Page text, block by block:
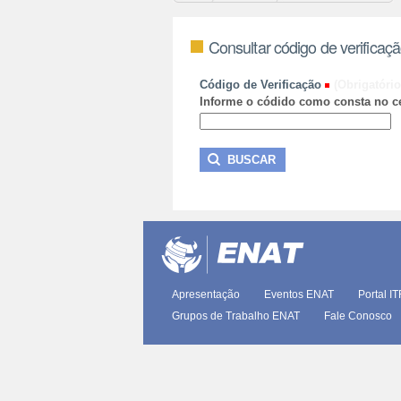
Consultar código de
Código de Verificação
Informe o códido como consta no
Apresentação Eventos ENAT Portal
Grupos de Trabalho ENAT
Fale Conosco